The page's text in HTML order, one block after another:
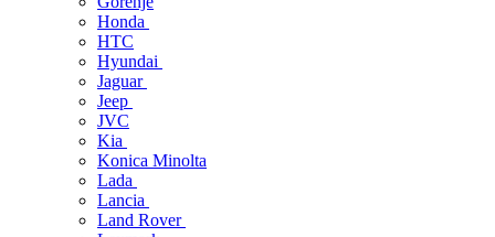
Honda
HTC
Hyundai
Jaguar
Jeep
JVC
Kia
Konica Minolta
Lada
Lancia
Land Rover